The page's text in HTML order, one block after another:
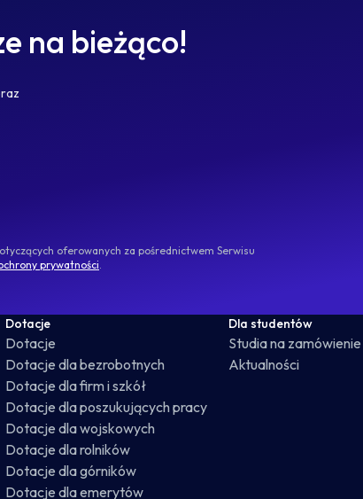
na bieżąco!
oferowanych za pośrednictwem Serwisu
prywatności.
Dotacje
Dotacje
Dotacje dla bezrobotnych
Dotacje dla firm i szkół
Dotacje dla poszukujących pracy
Dotacje dla wojskowych
Dotacje dla rolników
Dotacje dla górników
Dotacje dla emerytów
Dla studentów
Studia na zamówienie
Aktualności